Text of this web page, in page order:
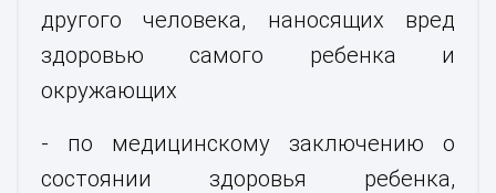
другого человека, наносящих вред
здоровью самого ребенка и
окружающих
- по медицинскому заключению о
состоянии здоровья ребенка,